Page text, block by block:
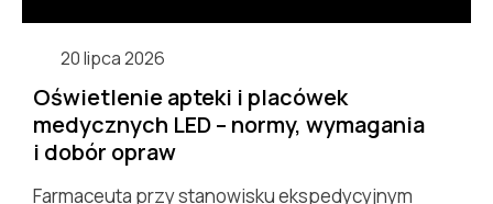
20 lipca 2026
Oświetlenie apteki i placówek
medycznych LED – normy, wymagania
i dobór opraw
Farmaceuta przy stanowisku ekspedycyjnym